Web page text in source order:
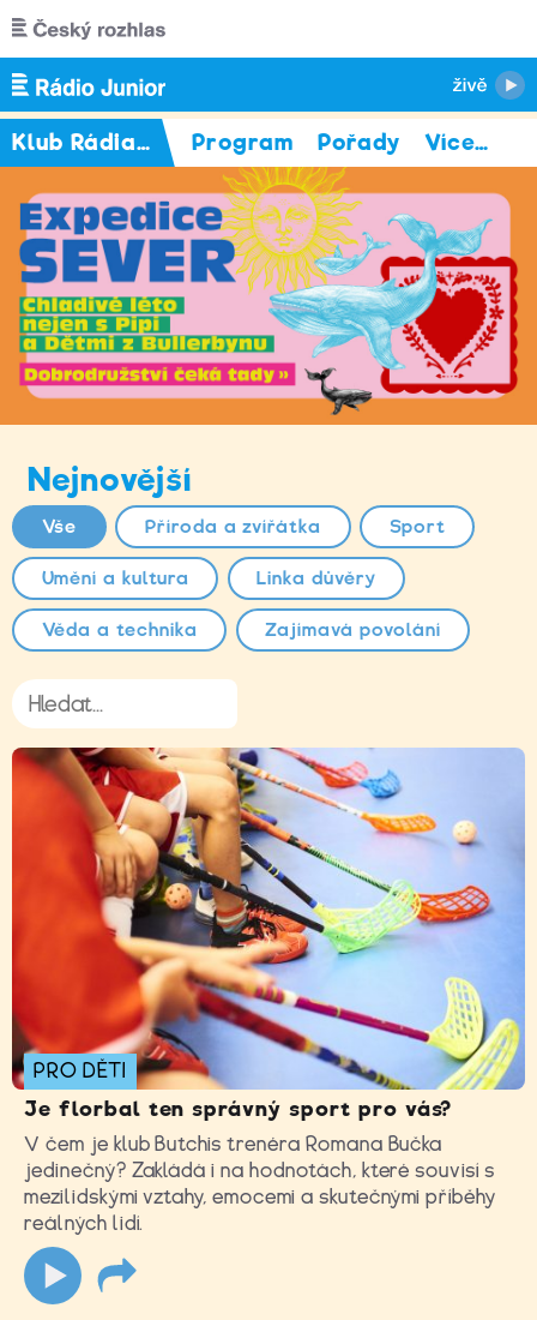
Přejít k hlavnímu obsahu
Klub Rádia Junior Program Pořady Více…
Nejnovější
Vše Příroda a zvířátka Sport
Umění a kultura Linka důvěry
Věda a technika Zajímavá povolání
PRO DĚTI
Je florbal ten správný sport pro vás?
V čem je klub Butchis trenéra Romana Bučka
jedinečný? Zakládá i na hodnotách, které souvisí s
mezilidskými vztahy, emocemi a skutečnými příběhy
reálných lidí.